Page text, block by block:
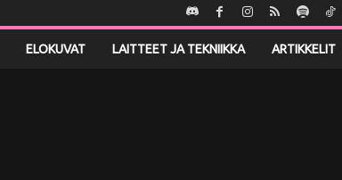
ELOKUVAT LAITTEET JA TEKNIIKKA ARTIKKELIT